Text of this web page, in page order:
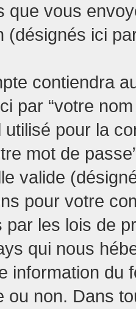
que vous
(désignés ici
contiendra
par “votre
utilisé pour la
mot de
valide
pour votre
par les lois de
qui nous
information du
ou non. Dans